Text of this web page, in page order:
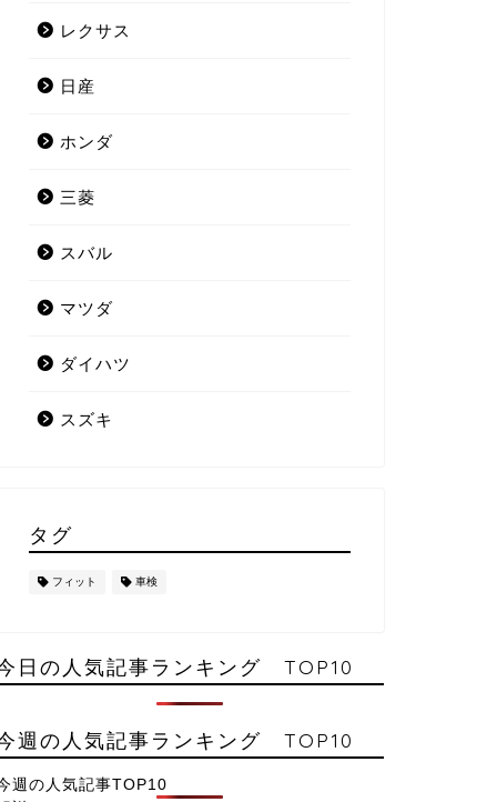
レクサス
日産
ホンダ
三菱
スバル
マツダ
ダイハツ
スズキ
タグ
フィット 車検
日の人気記事ランキング TOP10
週の人気記事ランキング TOP10
週の人気記事TOP10